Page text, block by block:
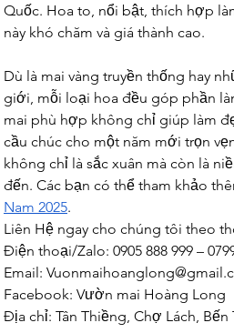
Quốc. Hoa to, nổi bật, thích hợp
này khó chăm và giá thành cao.
Dù là mai vàng truyền thống hay
giới, mỗi loại hoa đều góp phần
mai phù hợp không chỉ giúp làm
cầu chúc cho một năm mới trọn
không chỉ là sắc xuân mà còn là
đến. Các bạn có thể tham khảo
Nam 2025.
Liên Hệ ngay cho chúng tôi theo
Điện thoại/Zalo: 0905 888 999 –
Email:
Facebook: Vườn mai Hoàng Long
Địa chỉ: Tân Thiềng, Chợ Lách, Bến